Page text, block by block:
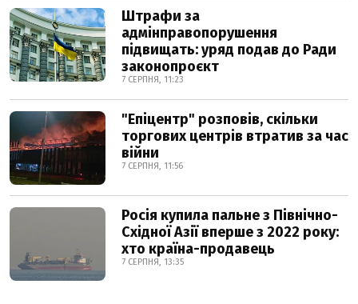
Штрафи за
адмінправопорушення
підвищать: уряд подав до Ради
законопроєкт
7 СЕРПНЯ, 11:23
"Епіцентр" розповів, скільки
торгових центрів втратив за час
війни
7 СЕРПНЯ, 11:56
Росія купила пальне з Північно-
Східної Азії вперше з 2022 року:
хто країна-продавець
7 СЕРПНЯ, 13:35